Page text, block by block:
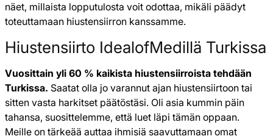
näet, millaista lopputulosta voit odottaa, mikäli päädyt
toteuttamaan hiustensiirron kanssamme.
Hiustensiirto IdealofMedillä Turkissa
Vuosittain yli 60 % kaikista hiustensiirroista tehdään
Turkissa. Saatat olla jo varannut ajan hiustensiirtoon tai
sitten vasta harkitset päätöstäsi. Oli asia kummin päin
tahansa, suosittelemme, että luet läpi tämän oppaan.
Meille on tärkeää auttaa ihmisiä saavuttamaan omat